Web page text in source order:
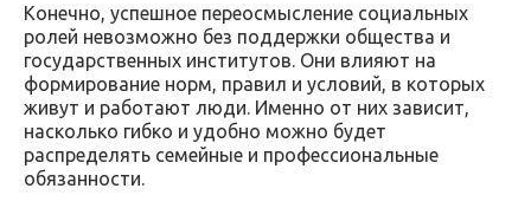
Конечно, успешное переосмысление социальных
ролей невозможно без поддержки общества и
государственных институтов. Они влияют на
формирование норм, правил и условий, в которых
живут и работают люди. Именно от них зависит,
насколько гибко и удобно можно будет
распределять семейные и профессиональные
обязанности.